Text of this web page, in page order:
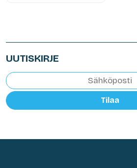
UUTISKIRJE
Tilaa